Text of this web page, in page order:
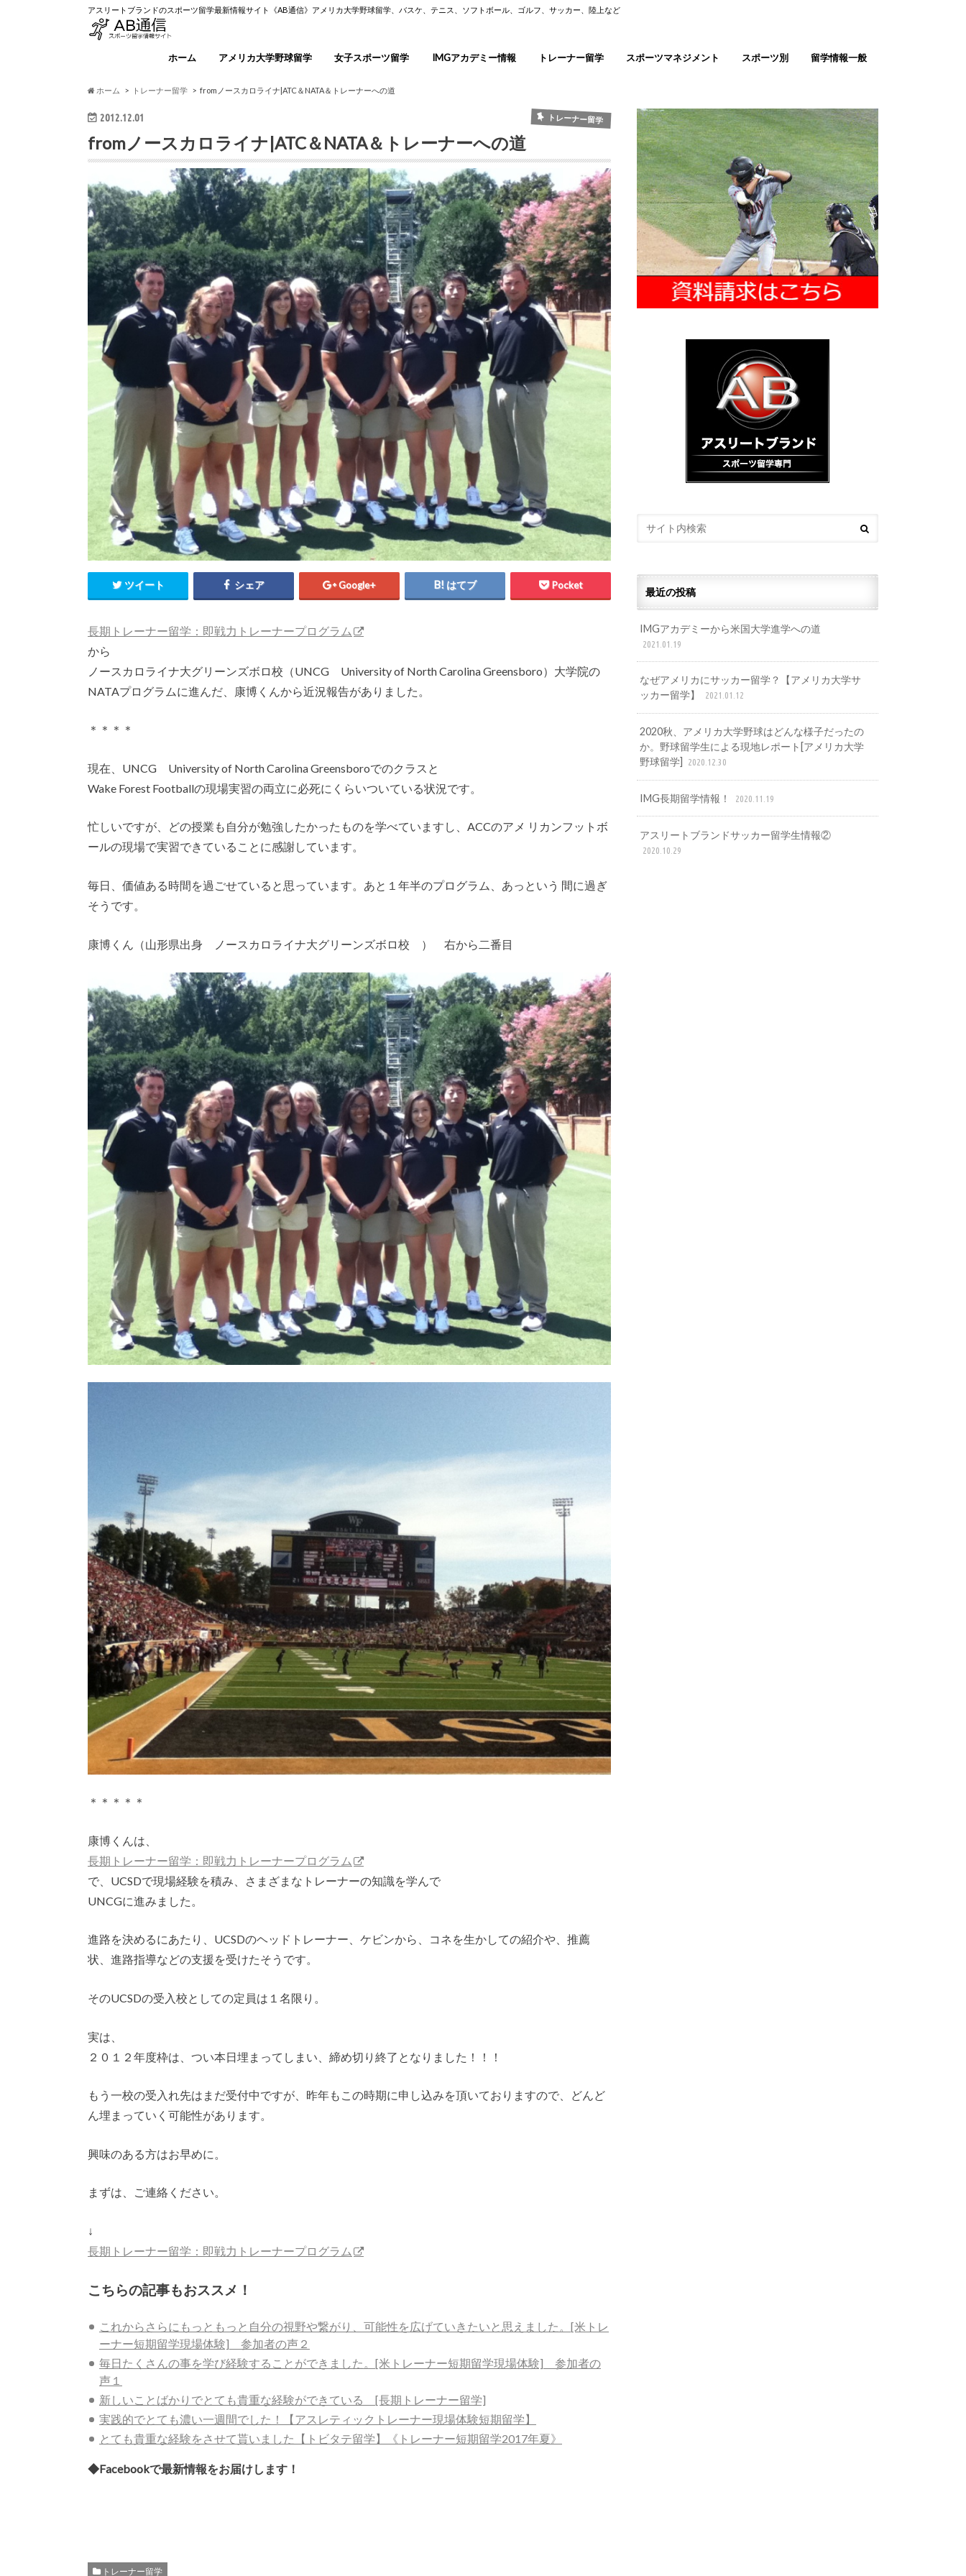
アスリートブランドのスポーツ留学最新情報サイト《AB通信》アメリカ大学野球留学、バスケ、テニス、ソフトボール、ゴルフ、サッカー、陸上など
ホーム アメリカ大学野球留学 女子スポーツ留学 IMGアカデミー情報 トレーナー留学 スポーツマネジメント スポーツ別 留学情報一般
ホーム トレーナー留学 fromノースカロライナ|ATC＆NATA＆トレーナーへの道
2012.12.01 トレーナー留学
fromノースカロライナ|ATC＆NATA＆トレーナーへの道
ツイート シェア Google+ はてブ Pocket
長期トレーナー留学：即戦力トレーナープログラム
から
ノースカロライナ大グリーンズボロ校（UNCG University of North Carolina Greensboro）大学院の
NATAプログラムに進んだ、康博くんから近況報告がありました。
＊＊＊＊
現在、UNCG University of North Carolina Greensboroでのクラスと
Wake Forest Footballの現場実習の両立に必死にくらいついている状況です。
忙しいですが、どの授業も自分が勉強したかったものを学べていますし、ACCのアメ リカンフットボ
ールの現場で実習できていることに感謝しています。
毎日、価値ある時間を過ごせていると思っています。あと１年半のプログラム、あっという 間に過ぎ
そうです。
康博くん（山形県出身 ノースカロライナ大グリーンズボロ校 ） 右から二番目
＊＊＊＊＊
康博くんは、
長期トレーナー留学：即戦力トレーナープログラム
で、UCSDで現場経験を積み、さまざまなトレーナーの知識を学んで
UNCGに進みました。
進路を決めるにあたり、UCSDのヘッドトレーナー、ケビンから、コネを生かしての紹介や、推薦
状、進路指導などの支援を受けたそうです。
そのUCSDの受入校としての定員は１名限り。
実は、
２０１２年度枠は、つい本日埋まってしまい、締め切り終了となりました！！！
もう一校の受入れ先はまだ受付中ですが、昨年もこの時期に申し込みを頂いておりますので、どんど
ん埋まっていく可能性があります。
興味のある方はお早めに。
まずは、ご連絡ください。
↓
長期トレーナー留学：即戦力トレーナープログラム
こちらの記事もおススメ！
これからさらにもっともっと自分の視野や繋がり、可能性を広げていきたいと思えました。[米トレ
ーナー短期留学現場体験] 参加者の声２
毎日たくさんの事を学び経験することができました。[米トレーナー短期留学現場体験] 参加者の
声１
新しいことばかりでとても貴重な経験ができている [長期トレーナー留学]
実践的でとても濃い一週間でした！【アスレティックトレーナー現場体験短期留学】
とても貴重な経験をさせて貰いました【トビタテ留学】《トレーナー短期留学2017年夏》
◆Facebookで最新情報をお届けします！
トレーナー留学
最近の投稿
IMGアカデミーから米国大学進学への道
2021.01.19
なぜアメリカにサッカー留学？【アメリカ大学サ
ッカー留学】
2021.01.12
2020秋、アメリカ大学野球はどんな様子だったの
か。野球留学生による現地レポート[アメリカ大学
野球留学]
2020.12.30
IMG長期留学情報！ 2020.11.19
アスリートブランドサッカー留学生情報②
2020.10.29